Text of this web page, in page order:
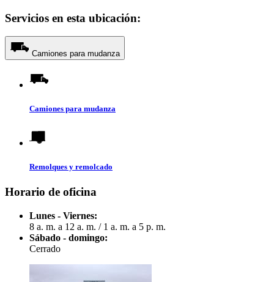
Servicios en esta ubicación:
Camiones para mudanza
Camiones para mudanza
Remolques y remolcado
Horario de oficina
Lunes - Viernes:
8 a. m. a 12 a. m. / 1 a. m. a 5 p. m.
Sábado - domingo:
Cerrado